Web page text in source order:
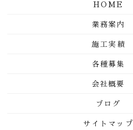
HOME
業務案内
施工実績
各種募集
会社概要
ブログ
サイトマップ